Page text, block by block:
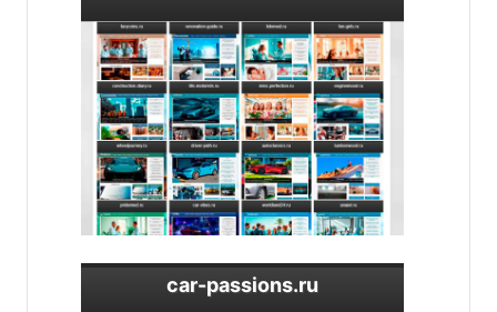
car-passions.ru